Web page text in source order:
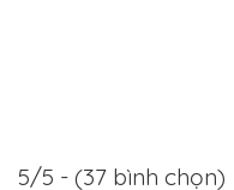
5/5 - (37 bình chọn)